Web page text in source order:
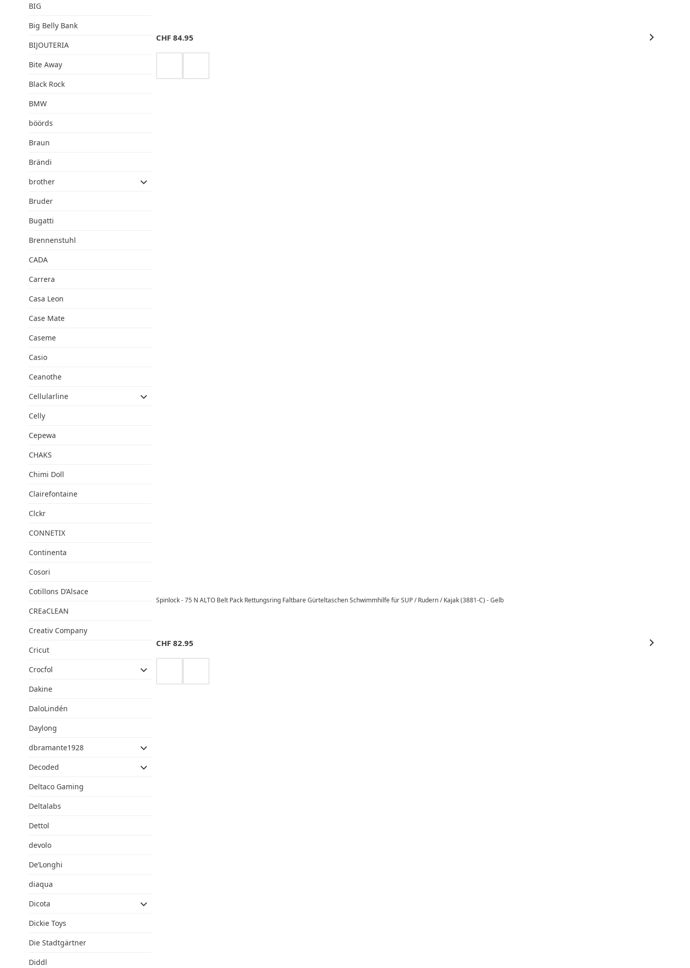
BIG
Big Belly Bank
BIJOUTERIA
Bite Away
Black Rock
BMW
böörds
Braun
Brändi
brother
Bruder
Bugatti
Brennenstuhl
CADA
Carrera
Casa Leon
Case Mate
Caseme
Casio
Ceanothe
Cellularline
Celly
Cepewa
CHAKS
Chimi Doll
Clairefontaine
Clckr
CONNETIX
Continenta
Cosori
Cotillons D’Alsace
CREaCLEAN
Creativ Company
Cricut
Crocfol
Dakine
DaloLindén
Daylong
dbramante1928
Decoded
Deltaco Gaming
Deltalabs
Dettol
devolo
De’Longhi
diaqua
Dicota
Dickie Toys
Die Stadtgärtner
Diddl
CHF 84.95
Spinlock - 75 N ALTO Belt Pack Rettungsring Faltbare Gürteltaschen Schwimmhilfe für SUP / Rudern / Kajak (3881-C) - Gelb
CHF 82.95